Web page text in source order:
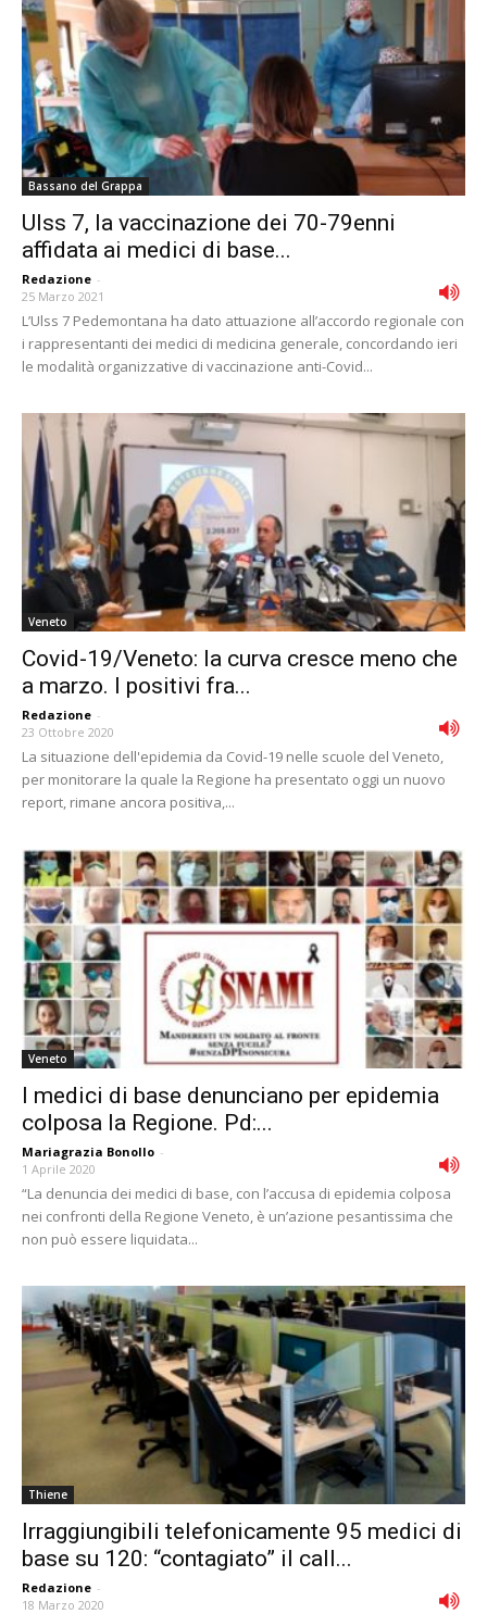
Bassano del Grappa
Ulss 7, la vaccinazione dei 70-79enni
affidata ai medici di base...
Redazione -
25 Marzo 2021
L’Ulss 7 Pedemontana ha dato attuazione all’accordo regionale con
i rappresentanti dei medici di medicina generale, concordando ieri
le modalità organizzative di vaccinazione anti-Covid...
Veneto
Covid-19/Veneto: la curva cresce meno che
a marzo. I positivi fra...
Redazione -
23 Ottobre 2020
La situazione dell'epidemia da Covid-19 nelle scuole del Veneto,
per monitorare la quale la Regione ha presentato oggi un nuovo
report, rimane ancora positiva,...
Veneto
I medici di base denunciano per epidemia
colposa la Regione. Pd:...
Mariagrazia Bonollo -
1 Aprile 2020
“La denuncia dei medici di base, con l’accusa di epidemia colposa
nei confronti della Regione Veneto, è un’azione pesantissima che
non può essere liquidata...
Thiene
Irraggiungibili telefonicamente 95 medici di
base su 120: “contagiato” il call...
Redazione -
18 Marzo 2020